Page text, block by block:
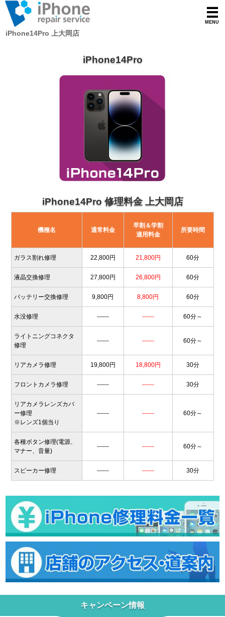
iPhone14Pro 上大岡店
iPhone14Pro
iPhone14Pro 修理料金 上大岡店
機種名 通常料金
早割＆学割
適用料金
所要時間
ガラス割れ修理 22,800円 21,800円 60分
液晶交換修理 27,800円 26,800円 60分
バッテリー交換修理 9,800円 8,800円 60分
水没修理 ------ ------ 60分～
ライトニングコネクタ
修理
------ ------ 60分～
リアカメラ修理 19,800円 18,800円 30分
フロントカメラ修理 ------ ------ 30分
リアカメラレンズカバ
ー修理
※レンズ1個当り
------ ------ 60分～
各種ボタン修理(電源、
マナー、音量)
------ ------ 60分～
スピーカー修理 ------ ------ 30分
キャンペーン情報